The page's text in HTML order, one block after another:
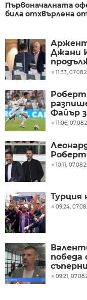
Първоначалната
била отхвърлена
Джани
11:33,
Роберт
Файър
11:06,
10:11,
Турция
09:24,
победа
09:21,